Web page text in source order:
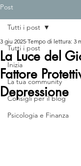
Post
Tutti i post
Inizia
La tua community
Consigli per il blog
Psicologia e Finanza
Tutti i post
La Luce del
Fattore
Depressione
3 giu 2025 Tempo di lettura: 3